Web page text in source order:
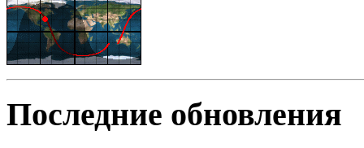
Последние обновления